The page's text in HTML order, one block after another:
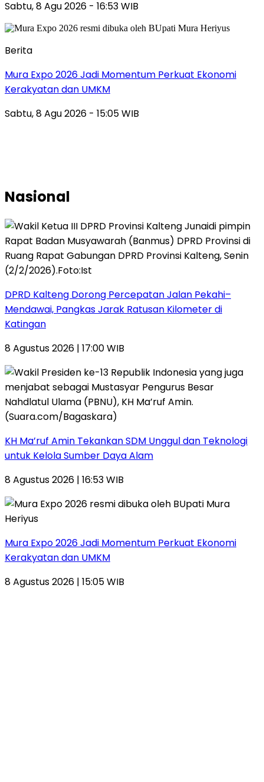
Sabtu, 8 Agu 2026 - 16:53 WIB
Berita
Mura Expo 2026 Jadi Momentum Perkuat Ekonomi
Kerakyatan dan UMKM
Sabtu, 8 Agu 2026 - 15:05 WIB
Nasional
DPRD Kalteng Dorong Percepatan Jalan Pekahi–
Mendawai, Pangkas Jarak Ratusan Kilometer di
Katingan
8 Agustus 2026 | 17:00 WIB
KH Ma’ruf Amin Tekankan SDM Unggul dan Teknologi
untuk Kelola Sumber Daya Alam
8 Agustus 2026 | 16:53 WIB
Mura Expo 2026 Jadi Momentum Perkuat Ekonomi
Kerakyatan dan UMKM
8 Agustus 2026 | 15:05 WIB